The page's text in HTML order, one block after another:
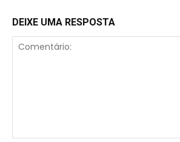
DEIXE UMA RESPOSTA